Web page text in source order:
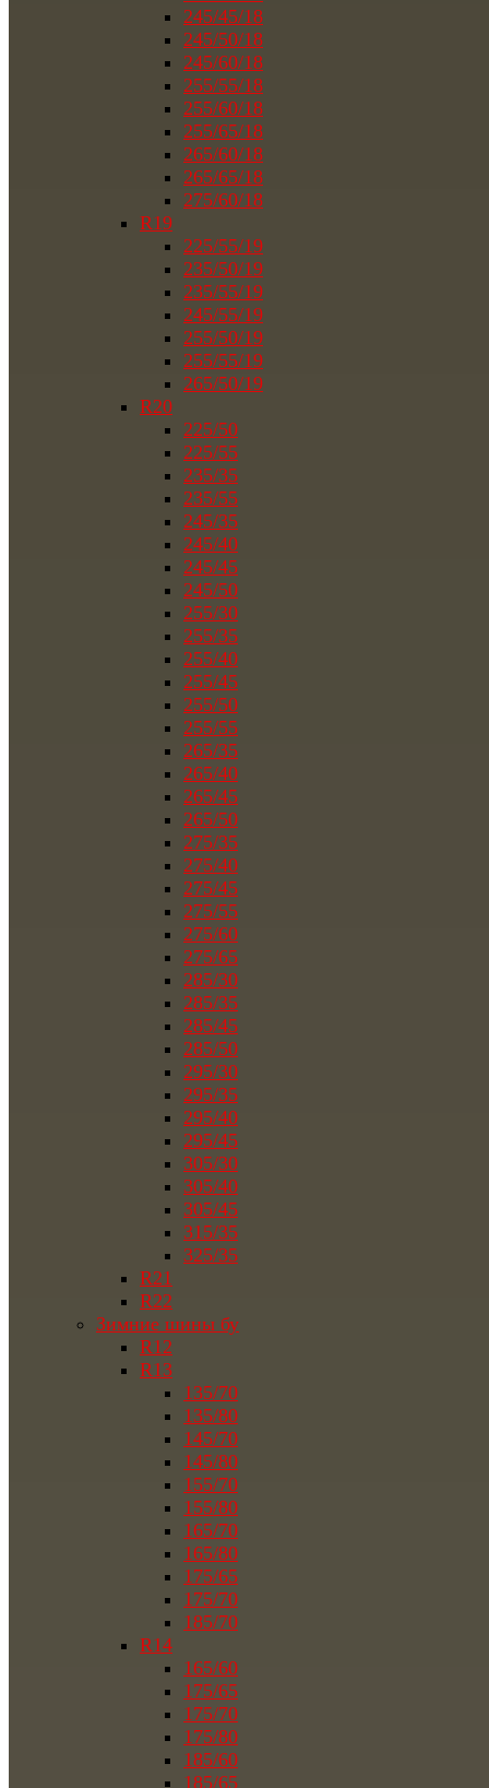
245/45/18
245/50/18
245/60/18
255/55/18
255/60/18
255/65/18
265/60/18
265/65/18
275/60/18
R19
225/55/19
235/50/19
235/55/19
245/55/19
255/50/19
255/55/19
265/50/19
R20
225/50
225/55
235/35
235/55
245/35
245/40
245/45
245/50
255/30
255/35
255/40
255/45
255/50
255/55
265/35
265/40
265/45
265/50
275/35
275/40
275/45
275/55
275/60
275/65
285/30
285/35
285/45
285/50
295/30
295/35
295/40
295/45
305/30
305/40
305/45
315/35
325/35
R21
R22
Зимние шины бу
R12
R13
135/70
135/80
145/70
145/80
155/70
155/80
165/70
165/80
175/65
175/70
185/70
R14
165/60
175/65
175/70
175/80
185/60
185/65